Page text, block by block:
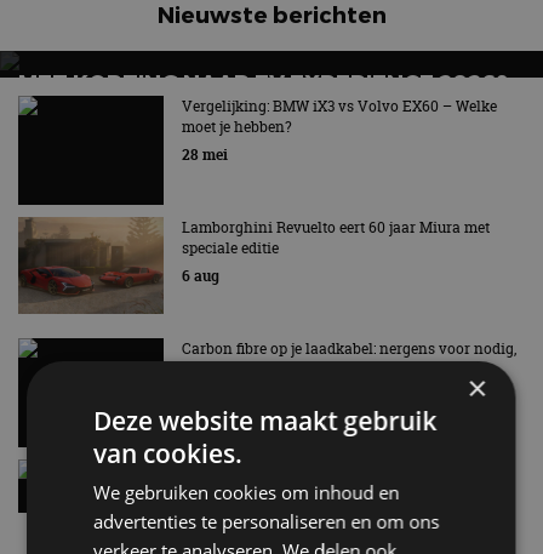
Nieuwste berichten
MET KORTING NAAR EV EXPERIENCE 2026?
AUTORAI REGELT HET!
EV Experience 2026 van 24 tot 26 september
Vergelijking: BMW iX3 vs Volvo EX60 – Welke
moet je hebben?
28 mei
Lamborghini Revuelto eert 60 jaar Miura met
speciale editie
6 aug
Carbon fibre op je laadkabel: nergens voor nodig,
Hennessey Blackbird krijgt atmosferische V8 en
handbak: soms is eenvoud leuker
5 aug
×
Deze website maakt gebruik
van cookies.
We gebruiken cookies om inhoud en
advertenties te personaliseren en om ons